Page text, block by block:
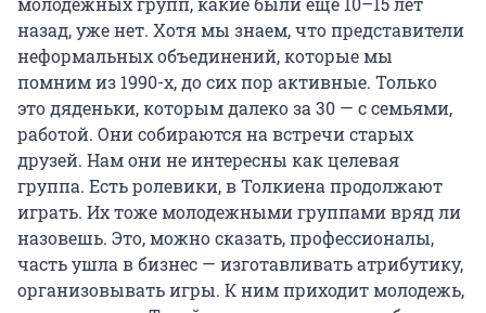
назад, уже нет. Хотя мы знаем, что представители
неформальных объединений, которые мы
помним из 1990-х, до сих пор активные. Только
это дяденьки, которым далеко за 30 — с семьями,
работой. Они собираются на встречи старых
друзей. Нам они не интересны как целевая
группа. Есть ролевики, в Толкиена продолжают
играть. Их тоже молодежными группами вряд ли
назовешь. Это, можно сказать, профессионалы,
часть ушла в бизнес — изготавливать атрибутику,
организовывать игры. К ним приходит молодежь,